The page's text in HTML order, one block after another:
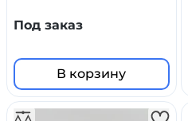
манометром
Под заказ
В корзину